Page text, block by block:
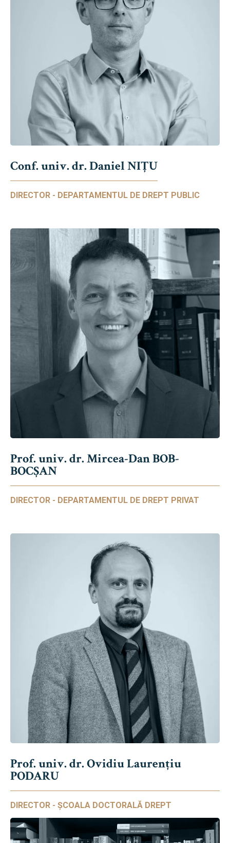
Conf. univ. dr. Daniel NIŢU
DIRECTOR - DEPARTAMENTUL DE DREPT PUBLIC
Prof. univ. dr. Mircea-Dan BOB-
BOCȘAN
DIRECTOR - DEPARTAMENTUL DE DREPT PRIVAT
Prof. univ. dr. Ovidiu Laurențiu
PODARU
DIRECTOR - ȘCOALA DOCTORALĂ DREPT